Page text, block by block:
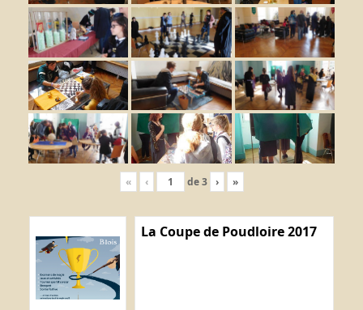
« ‹ de3 › »
La Coupe de Poudloire 2017